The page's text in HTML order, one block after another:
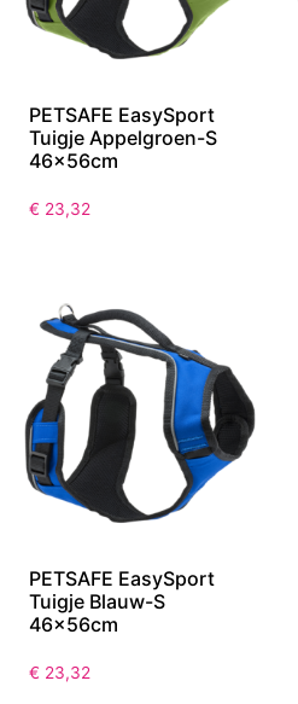
PETSAFE EasySport
Tuigje Appelgroen-S
46x56cm
€ 23,32
PETSAFE EasySport
Tuigje Blauw-S
46x56cm
€ 23,32